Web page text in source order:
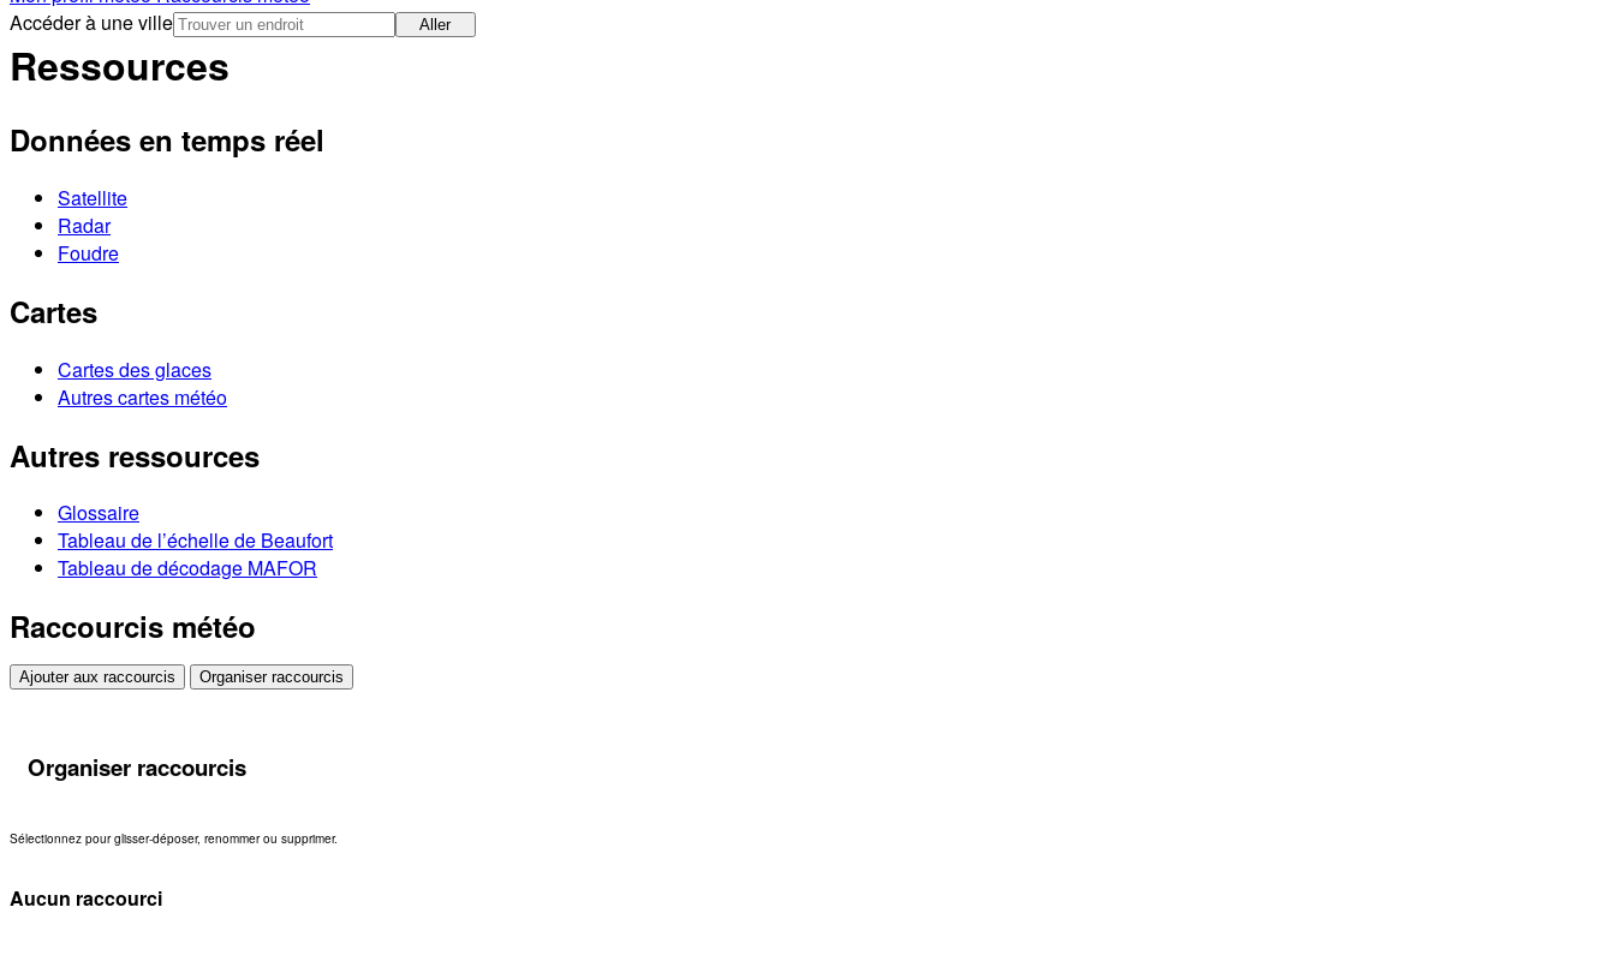
Accéder à une ville
Aller
Ressources
Données en temps réel
Satellite
Radar
Foudre
Cartes
Cartes des glaces
Autres cartes météo
Autres ressources
Glossaire
Tableau de l’échelle de Beaufort
Tableau de décodage MAFOR
Raccourcis météo
Ajouter aux raccourcis Organiser raccourcis
Organiser raccourcis
Sélectionnez pour glisser-déposer, renommer ou supprimer.
Aucun raccourci